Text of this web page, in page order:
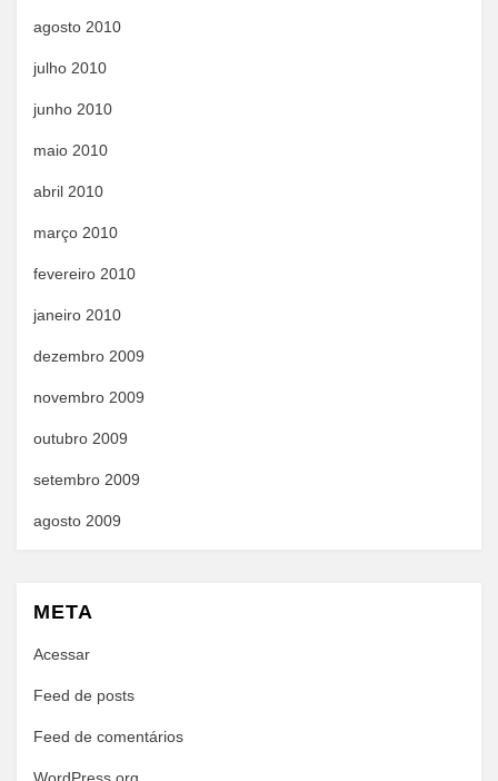
agosto 2010
julho 2010
junho 2010
maio 2010
abril 2010
março 2010
fevereiro 2010
janeiro 2010
dezembro 2009
novembro 2009
outubro 2009
setembro 2009
agosto 2009
META
Acessar
Feed de posts
Feed de comentários